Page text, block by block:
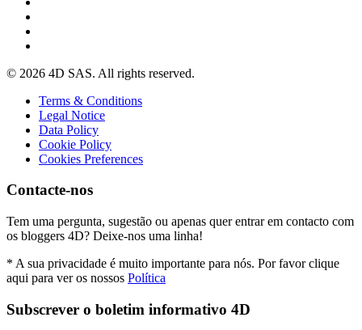
© 2026 4D SAS. All rights reserved.
Terms & Conditions
Legal Notice
Data Policy
Cookie Policy
Cookies Preferences
Contacte-nos
Tem uma pergunta, sugestão ou apenas quer entrar em contacto com
os bloggers 4D? Deixe-nos uma linha!
* A sua privacidade é muito importante para nós. Por favor clique
aqui para ver os nossos Política
Subscrever o boletim informativo 4D